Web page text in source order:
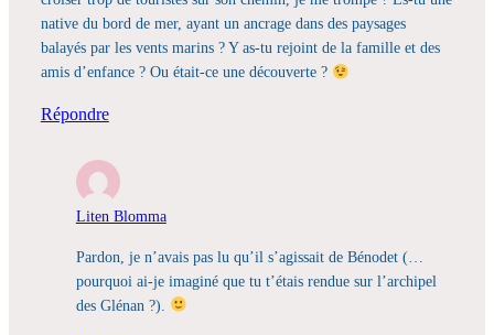
native du bord de mer, ayant un ancrage dans des paysages
balayés par les vents marins ? Y as-tu rejoint de la famille et des
amis d’enfance ? Ou était-ce une découverte ?
Répondre
Liten Blomma
Pardon, je n’avais pas lu qu’il s’agissait de Bénodet (…
pourquoi ai-je imaginé que tu t’étais rendue sur l’archipel
des Glénan ?).